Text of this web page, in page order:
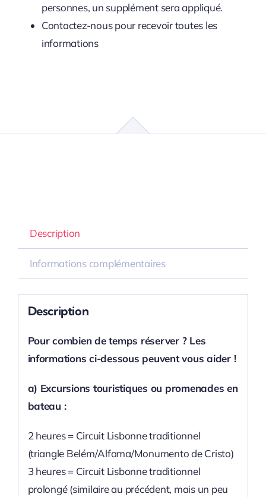
personnes, un supplément sera appliqué.
Contactez-nous pour recevoir toutes les
informations
Description
Informations complémentaires
Description
Pour combien de temps réserver ? Les
informations ci-dessous peuvent vous aider !
a) Excursions touristiques ou promenades en
bateau :
2 heures = Circuit Lisbonne traditionnel
(triangle Belém/Alfama/Monumento de Cristo)
3 heures = Circuit Lisbonne traditionnel
prolongé (similaire au précédent, mais un peu